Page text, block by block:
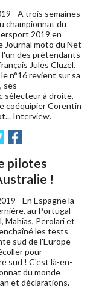
- A trois semaines
championnat du
2019 en
Journal moto du Net
des prétendants
Jules Cluzel.
n°16 revient sur sa
ses
sélecteur à droite,
coéquipier Corentin
Interview.
Partager
sur
pilotes
!
- En Espagne la
au Portugal
Mahias, Perolari et
les tests
sud de l'Europe
pour
sud ! C'est là-en-
du monde
et déclarations.